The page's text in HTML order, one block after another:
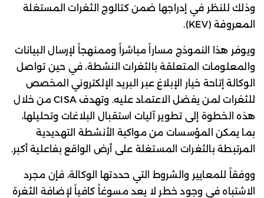
وذلك للنظر في إدراجها ضمن كتالوج الثغرات المستغلة
المعروفة (KEV).
ويوفر هذا النموذج مساراً مباشراً وممنهجاً لإرسال البيانات
والمعلومات المتعلقة بالثغرات النشطة، في حين تواصل
الوكالة إتاحة خيار الإبلاغ عبر البريد الإلكتروني المخصص
للثغرات لمن يفضل الاعتماد عليه. وتهدف CISA من خلال
هذه الخطوة إلى تطوير آليات استقبال البلاغات وتحليلها،
بما يمكن المؤسسات من مواكبة الأنشطة التهديدية
المرتبطة بالثغرات المستغلة على أرض الواقع بفاعلية أكبر.
ووفقاً للمعايير والشروط التي حددتها الوكالة، فإن مجرد
الاشتباه في وجود خطر لا يعد مسوغاً كافياً لإضافة الثغرة